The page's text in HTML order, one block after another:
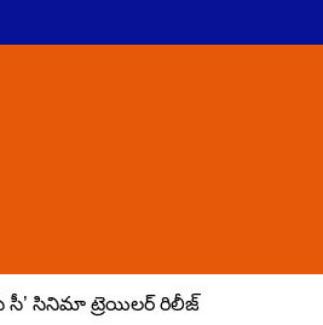
సీ’ సినిమా ట్రెయిలర్ రిలీజ్